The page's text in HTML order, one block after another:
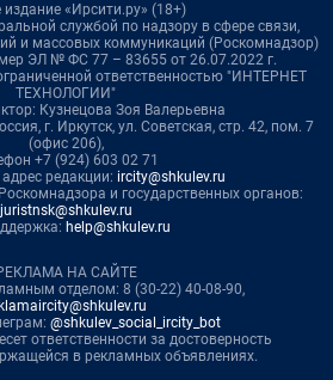
издание «Ирсити.ру» (18+)
службой по надзору в сфере связи,
и массовых коммуникаций (Роскомнадзор)
ЭЛ № ФС 77 – 83655 от 26.07.2022 г.
ответственностью "ИНТЕРНЕТ
ТЕХНОЛОГИИ"
Кузнецова Зоя Валерьевна
г. Иркутск, ул. Советская, стр. 42, пом. 7
(офис 206),
+7 (924) 603 02 71
редакции: ircity@shkulev.ru
и государственных органов:
juristnsk@shkulev.ru
help@shkulev.ru
НА САЙТЕ
отделом: 8 (30-22) 40-08-90,
@shkulev_social_ircity_bot
ответственности за достоверность
в рекламных объявлениях.